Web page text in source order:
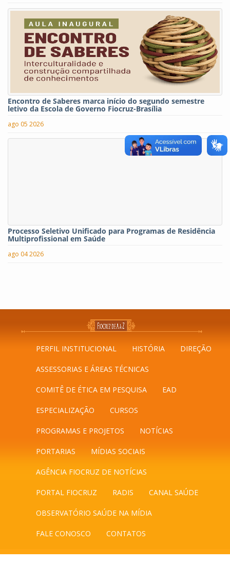
Encontro de Saberes marca início do segundo semestre
letivo da Escola de Governo Fiocruz-Brasília
ago 05 2026
Processo Seletivo Unificado para Programas de Residência
Multiprofissional em Saúde
ago 04 2026
PERFIL INSTITUCIONAL HISTÓRIA DIREÇÃO
ASSESSORIAS E ÁREAS TÉCNICAS
COMITÊ DE ÉTICA EM PESQUISA EAD
ESPECIALIZAÇÃO CURSOS
PROGRAMAS E PROJETOS NOTÍCIAS
PORTARIAS MÍDIAS SOCIAIS
AGÊNCIA FIOCRUZ DE NOTÍCIAS
PORTAL FIOCRUZ RADIS CANAL SAÚDE
OBSERVATÓRIO SAÚDE NA MÍDIA
FALE CONOSCO CONTATOS